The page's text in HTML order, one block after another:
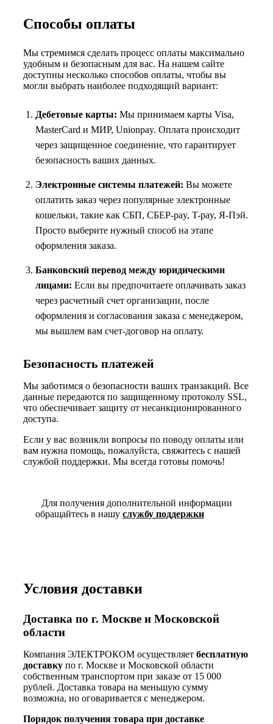
Способы оплаты
Мы стремимся сделать процесс оплаты максимально
удобным и безопасным для вас. На нашем сайте
доступны несколько способов оплаты, чтобы вы
могли выбрать наиболее подходящий вариант:
Дебетовые карты: Мы принимаем карты Visa,
MasterCard и МИР, Unionpay. Оплата происходит
через защищенное соединение, что гарантирует
безопасность ваших данных.
Электронные системы платежей: Вы можете
оплатить заказ через популярные электронные
кошельки, такие как СБП, СБЕР-pay, T-pay, Я-Пэй.
Просто выберите нужный способ на этапе
оформления заказа.
Банковский перевод между юридическими
лицами: Если вы предпочитаете оплачивать заказ
через расчетный счет организации, после
оформления и согласования заказа с менеджером,
мы вышлем вам счет-договор на оплату.
Безопасность платежей
Мы заботимся о безопасности ваших транзакций. Все
данные передаются по защищенному протоколу SSL,
что обеспечивает защиту от несанкционированного
доступа.
Если у вас возникли вопросы по поводу оплаты или
вам нужна помощь, пожалуйста, свяжитесь с нашей
службой поддержки. Мы всегда готовы помочь!
Для получения дополнительной информации
обращайтесь в нашу службу поддержки
Условия доставки
Доставка по г. Москве и Московской
области
Компания ЭЛЕКТРОКОМ осуществляет бесплатную
доставку по г. Москве и Московской области
собственным транспортом при заказе от 15 000
рублей. Доставка товара на меньшую сумму
возможна, но оговаривается с менеджером.
Порядок получения товара при доставке